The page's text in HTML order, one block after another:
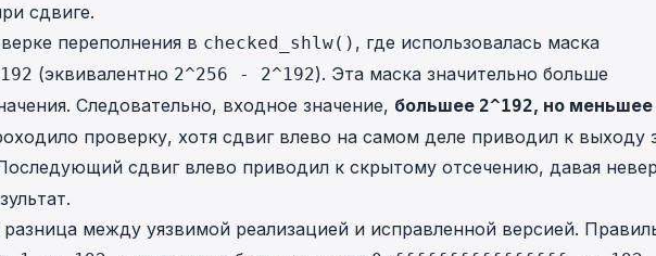
сдвиге.
переполнения в checked_shlw() , где использовалась маска
(эквивалентно 2^256 - 2^192). Эта маска значительно больше
Следовательно, входное значение, большее 2^192, но меньшее
проверку, хотя сдвиг влево на самом деле приводил к выходу
сдвиг влево приводил к скрытому отсечению, давая
между уязвимой реализацией и исправленной версией.